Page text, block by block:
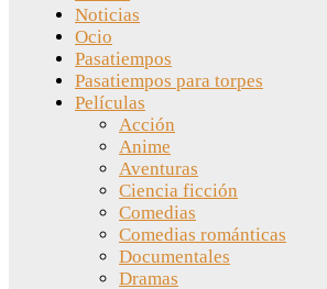
Noticias
Ocio
Pasatiempos
Pasatiempos para torpes
Películas
Acción
Anime
Aventuras
Ciencia ficción
Comedias
Comedias románticas
Documentales
Dramas